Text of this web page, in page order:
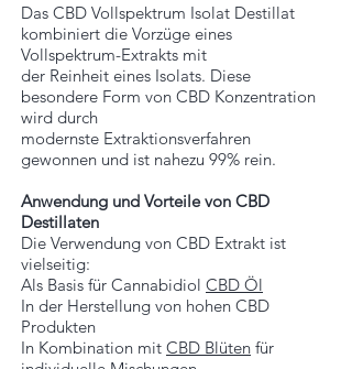
Das CBD Vollspektrum Isolat Destillat
kombiniert die Vorzüge eines
Vollspektrum-Extrakts mit
der Reinheit eines Isolats. Diese
besondere Form von CBD Konzentration
wird durch
modernste Extraktionsverfahren
gewonnen und ist nahezu 99% rein.
Anwendung und Vorteile von CBD
Destillaten
Die Verwendung von CBD Extrakt ist
vielseitig:
Als Basis für Cannabidiol CBD Öl
In der Herstellung von hohen CBD
Produkten
In Kombination mit CBD Blüten für